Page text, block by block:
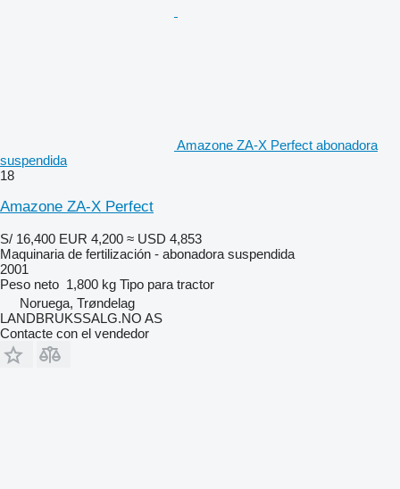
Amazone ZA-X Perfect abonadora
suspendida
18
Amazone ZA-X Perfect
S/ 16,400 EUR 4,200 ≈ USD 4,853
Maquinaria de fertilización - abonadora suspendida
2001
Peso neto 1,800 kg Tipo para tractor
Noruega, Trøndelag
LANDBRUKSSALG.NO AS
Contacte con el vendedor